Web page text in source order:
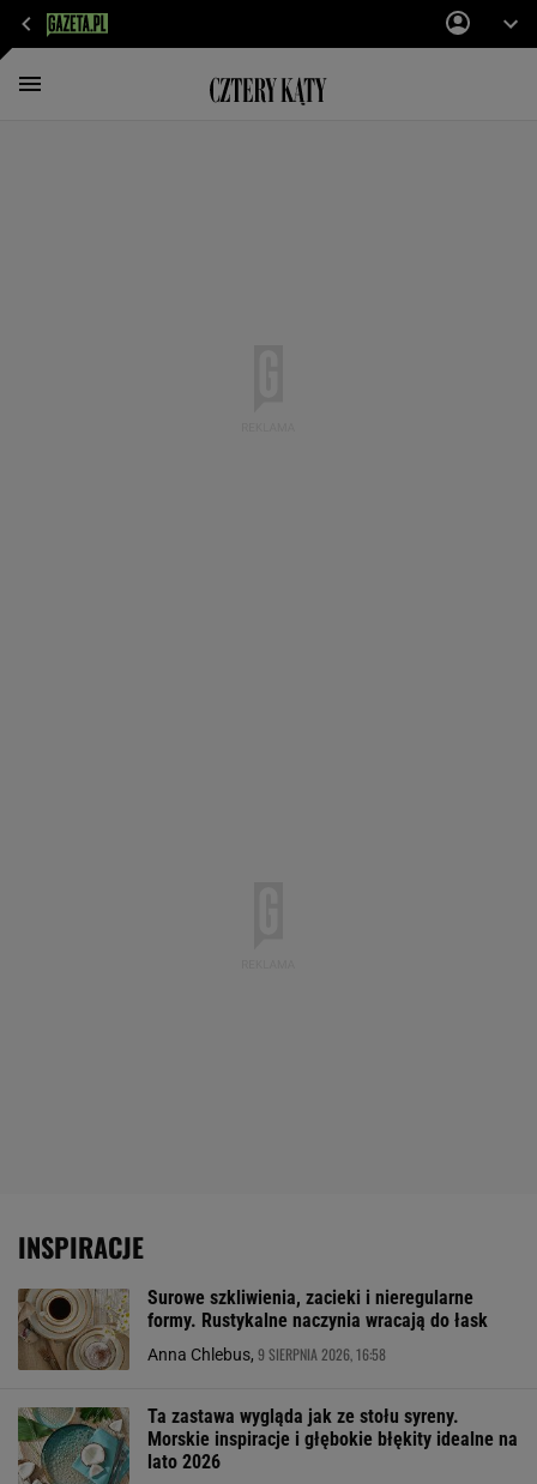
INSPIRACJE
Surowe szkliwienia, zacieki i nieregularne
formy. Rustykalne naczynia wracają do łask
Anna Chlebus, 9 SIERPNIA 2026, 16:58
Ta zastawa wygląda jak ze stołu syreny.
Morskie inspiracje i głębokie błękity idealne na
lato 2026